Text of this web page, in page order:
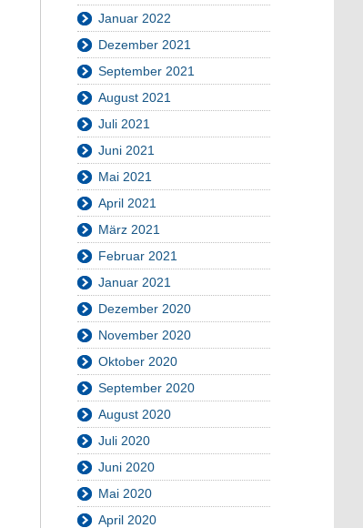
Januar 2022
Dezember 2021
September 2021
August 2021
Juli 2021
Juni 2021
Mai 2021
April 2021
März 2021
Februar 2021
Januar 2021
Dezember 2020
November 2020
Oktober 2020
September 2020
August 2020
Juli 2020
Juni 2020
Mai 2020
April 2020